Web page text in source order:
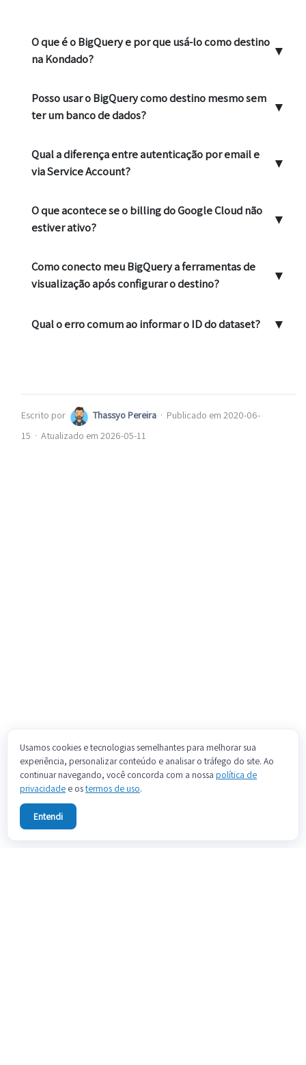
O que é o BigQuery e por que usá-lo como destino
na Kondado?
▼
Posso usar o BigQuery como destino mesmo sem
ter um banco de dados?
▼
Qual a diferença entre autenticação por email e
via Service Account?
▼
O que acontece se o billing do Google Cloud não
estiver ativo?
▼
Como conecto meu BigQuery a ferramentas de
visualização após configurar o destino?
▼
Qual o erro comum ao informar o ID do dataset? ▼
Escrito por Thassyo Pereira · Publicado em 2020-06-
15 · Atualizado em 2026-05-11
Usamos cookies e tecnologias semelhantes para melhorar sua
experiência, personalizar conteúdo e analisar o tráfego do site. Ao
continuar navegando, você concorda com a nossa política de
privacidade e ostermos de uso.
Entendi